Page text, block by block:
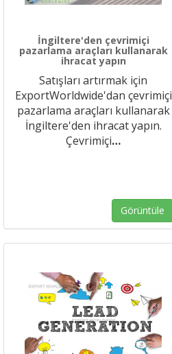
İngiltere'den çevrimiçi
pazarlama araçları kullanarak
ihracat yapın
Satışları artırmak için
ExportWorldwide'dan çevrimiçi
pazarlama araçları kullanarak
İngiltere'den ihracat yapın.
Çevrimiçi…
Görüntüle